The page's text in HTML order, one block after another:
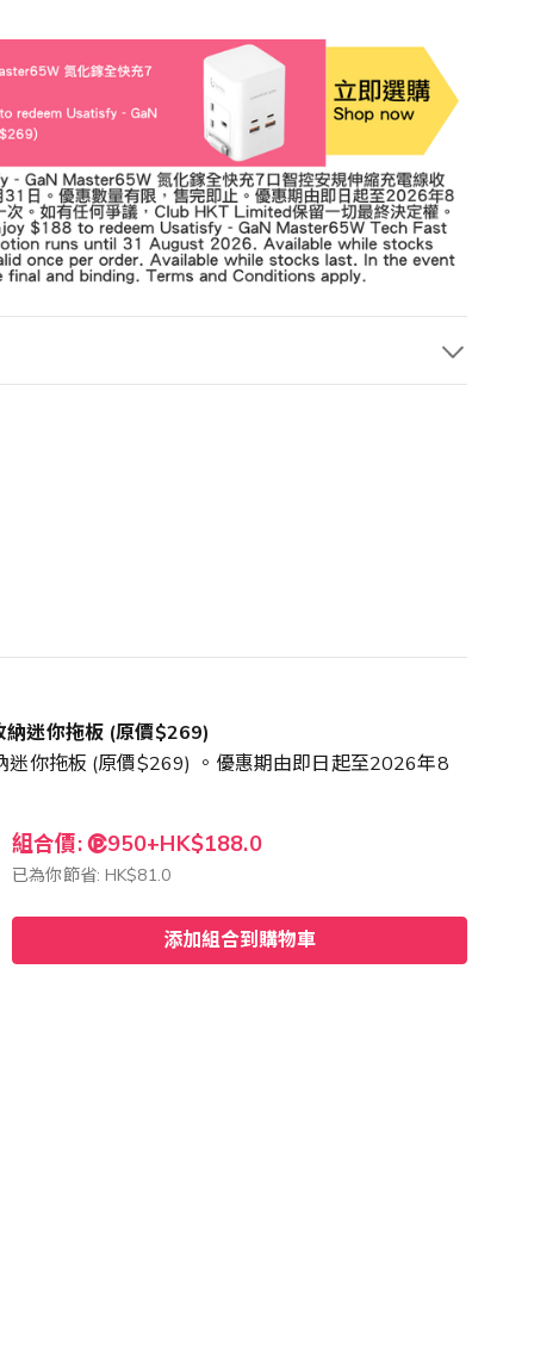
迷你拖板 (原價$269)
你拖板 (原價$269) 。優惠期由即日起至2026年8
組合價: 950+HK$188.0
已為你節省: HK$81.0
添加組合到購物車